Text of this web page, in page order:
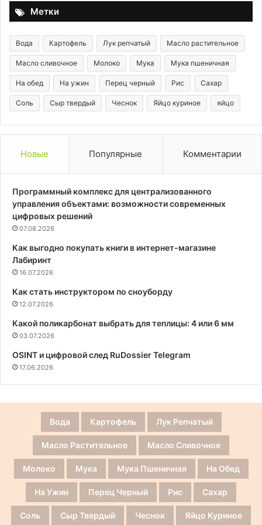
Метки
Вода Картофель Лук репчатый Масло растительное
Масло сливочное Молоко Мука Мука пшеничная
На обед На ужин Перец черный Рис Сахар
Соль Сыр твердый Чеснок Яйцо куриное яйцо
Новые Популярные Комментарии
Программный комплекс для централизованного
управления объектами: возможности современных
цифровых решений
07.08.2026
Как выгодно покупать книги в интернет-магазине
Лабиринт
16.07.2026
Как стать инструктором по сноуборду
12.07.2026
Какой поликарбонат выбрать для теплицы: 4 или 6 мм
03.07.2026
OSINT и цифровой след RuDossier Telegram
17.06.2026
Вода Картофель Лук Репчатый
Масло Растительное Масло Сливочное
Молоко Мука Мука Пшеничная На Обед
На Ужин Перец Черный Рис Сахар
Соль Сыр Твердый Чеснок Яйцо Куриное